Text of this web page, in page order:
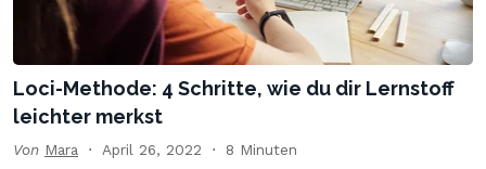
Loci-Methode: 4 Schritte, wie du dir Lernstoff
leichter merkst
Von Mara April 26, 2022 8 Minuten